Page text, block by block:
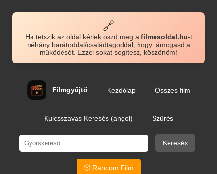
🔗
Ha tetszik az oldal kérlek oszd meg a filmesoldal.hu-t
néhány barátoddal/családtagoddal, hogy támogasd a
működését. Ezzel sokat segítesz, köszönöm!
Filmgyűjtő Kezdőlap Összes film
Kulcsszavas Keresés (angol) Szűrés
Keresés
🎲 Random Film